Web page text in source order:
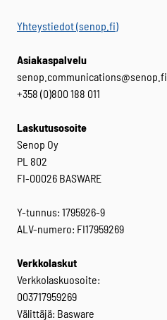
Yhteystiedot (senop.fi)
Asiakaspalvelu
senop.communications@senop.fi
+358 (0)800 188 011
Laskutusosoite
Senop Oy
PL 802
FI-00026 BASWARE
Y-tunnus: 1795926-9
ALV-numero: FI17959269
Verkkolaskut
Verkkolaskuosoite:
003717959269
Välittäjä: Basware